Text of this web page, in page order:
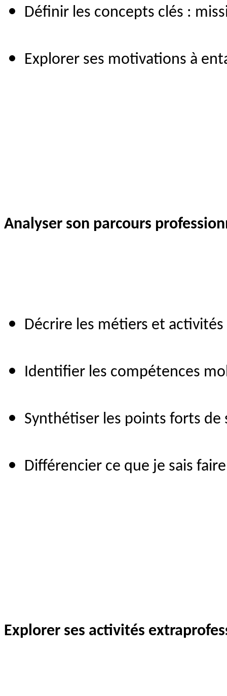
Définir les concepts clés :
Explorer ses motivations à
Analyser son parcours
Décrire les métiers et activités
Identifier les compétences
Synthétiser les points forts de
Différencier ce que je sais
Explorer ses activités